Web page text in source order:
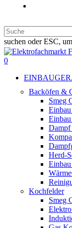
suchen oder ESC,
Suche
beenden
suche
0
Backöfen &
Smeg
Dampf
Herd-
Kochfelder
Smeg